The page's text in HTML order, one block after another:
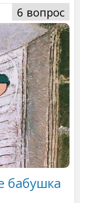
6 вопрос
бабушка